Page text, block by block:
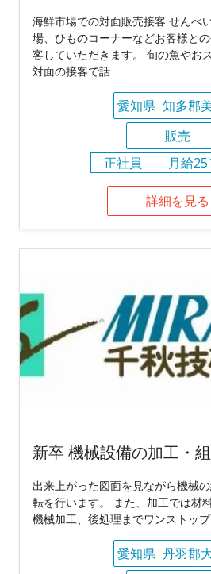
海鮮市場での対面販売接客 せんべ
場、ひものコーナーなどお客様と
客していただきます。 旬の魚やお
対面の接客で話
愛知県 知多郡
販売
正社員
月給
詳細を見る
新卒 機械設備の加工・
出来上がった図面を見ながら機械
転を行います。 また、加工では材
機械加工、後処理までワンストップ
愛知県 丹羽郡